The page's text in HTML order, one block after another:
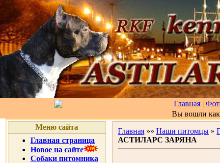
Главная |
Вы вошли
Меню сайта
Главная страница
Новое на сайте
Собаки питомника
Главная »» Наши питомцы »
АСТИЛАРС ЗАРЯНА